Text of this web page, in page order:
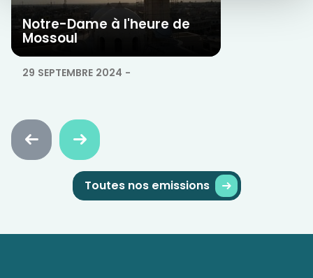
Notre-Dame à l'heure de
Mossoul
29 SEPTEMBRE 2024 -
Faire
défiler
Faire
défiler
avant
Toutes nos emissions